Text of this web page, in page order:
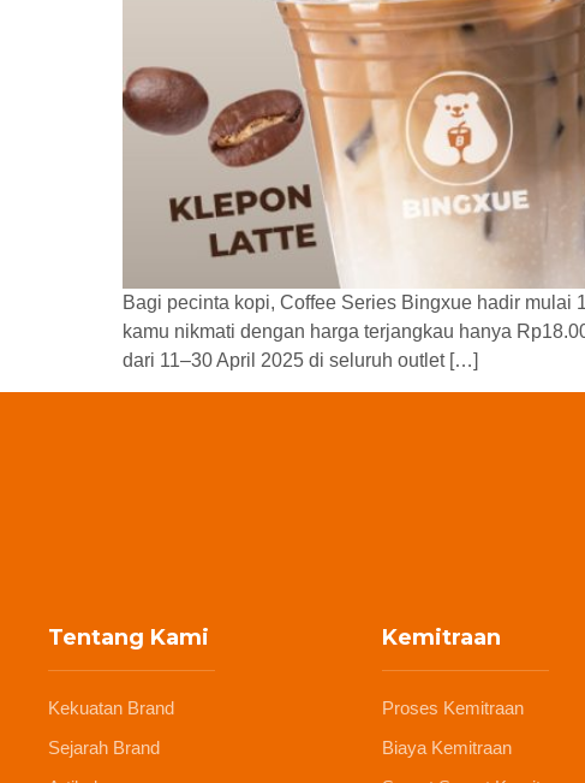
Bagi pecinta kopi, Coffee Series Bingxue hadir mulai
kamu nikmati dengan harga terjangkau hanya
dari 11–30 April 2025 di seluruh outlet […]
Tentang Kami
Kekuatan Brand
Sejarah Brand
Kemitraan
Proses Kemitraan
Biaya Kemitraan